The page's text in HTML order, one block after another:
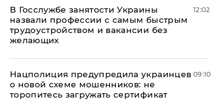
В Госслужбе занятости Украины
назвали профессии с самым быстрым
трудоустройством и вакансии без
желающих
12:02
Нацполиция предупредила украинцев
о новой схеме мошенников: не
торопитесь загружать сертификат
09:10